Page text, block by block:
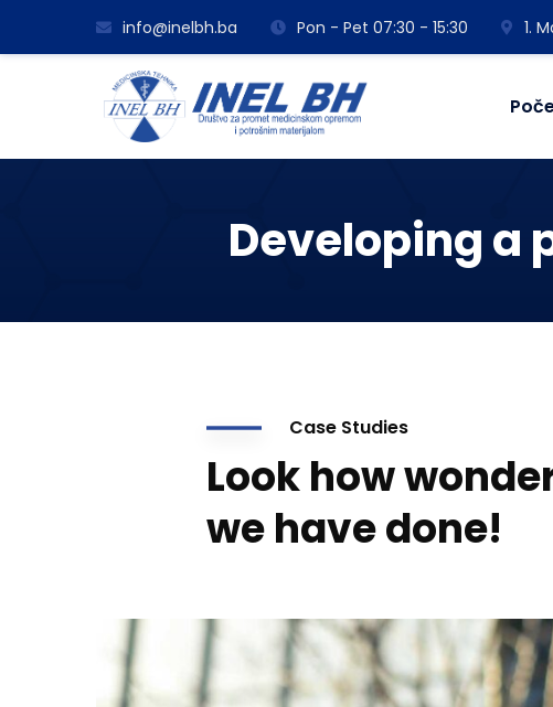
info@inelbh.ba Pon - Pet 07:30 - 15:30 1.
Developing a
Case Studies
Look how
we have done!